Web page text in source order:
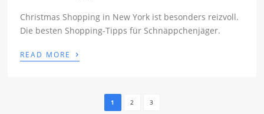
Christmas Shopping in New York ist besonders reizvoll.
Die besten Shopping-Tipps für Schnäppchenjäger.
READ MORE ›
1 2 3